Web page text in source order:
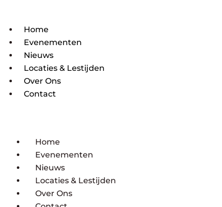
Home
Evenementen
Nieuws
Locaties & Lestijden
Over Ons
Contact
Home
Evenementen
Nieuws
Locaties & Lestijden
Over Ons